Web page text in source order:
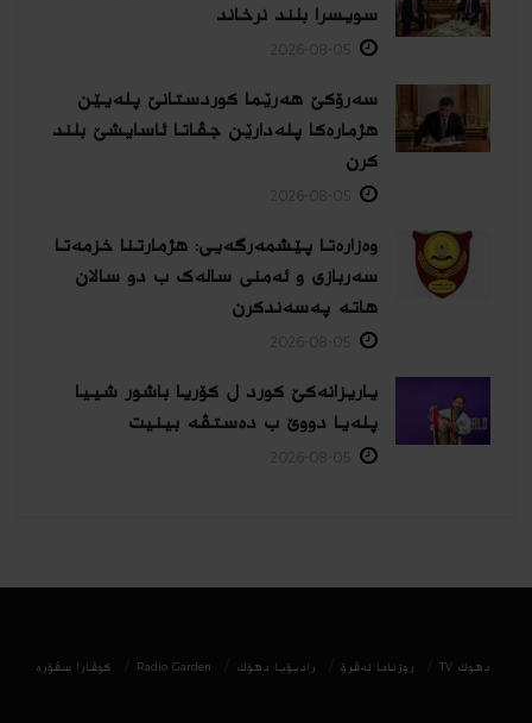
سویسرا بلند نرخاند
سەرۆکێ هەرێما کوردستانێ پلەیێن
هژمارەكا پلەدارێن جڤاتا ئاسایشێ بلند
كرن
وەزارەتا پێشمەرگەیی: هژمارتنا خزمەتا
سەربازی و ئەمنی سالەک ب دو سالان
هاتە پەسەندكرن
یاریزانەكێ کورد ل کۆریا باشور شییا
پلەیا دووێ ب دەستڤە بینیت
دھوك TV روژناما ئەڤرۆ رادیۆیا دهۆك Radio Garden كوڤارا سڤۆره‌